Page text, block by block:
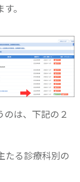
。
は、下記の２
たる診療科別の